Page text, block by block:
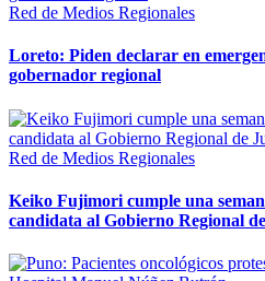
Red de Medios Regionales
Loreto: Piden declarar en
gobernador regional
Red de Medios Regionales
Keiko Fujimori cumple una
candidata al Gobierno Regional